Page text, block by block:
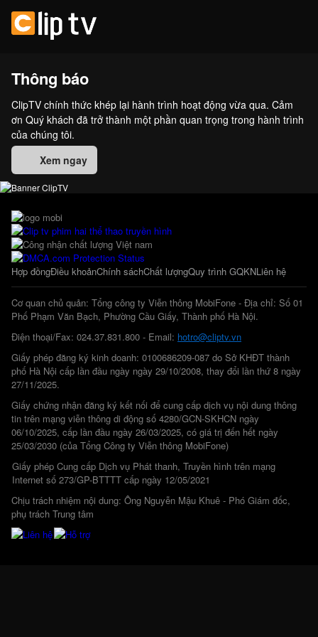
Thông báo
ClipTV chính thức khép lại hành trình hoạt động vừa qua. Cảm
ơn Quý khách đã trở thành một phần quan trọng trong hành trình
của chúng tôi.
Xem ngay
Hợp đồngĐiều khoảnChính sáchChất lượngQuy trình GQKNLiên hệ
Cơ quan chủ quản: Tổng công ty Viễn thông MobiFone - Địa chỉ: Số 01
Phố Phạm Văn Bạch, Phường Cầu Giấy, Thành phố Hà Nội.
Điện thoại/Fax: 024.37.831.800 - Email: hotro@cliptv.vn
Giấy phép đăng ký kinh doanh: 0100686209-087 do Sở KHĐT thành
phố Hà Nội cấp lần đầu ngày ngày 29/10/2008, thay đổi lần thứ 8 ngày
27/11/2025.
Giấy chứng nhận đăng ký kết nối để cung cấp dịch vụ nội dung thông
tin trên mạng viễn thông di động số 4280/GCN-SKHCN ngày
06/10/2025, cấp lần đầu ngày 26/03/2025, có giá trị đến hết ngày
25/03/2030 (của Tổng Công ty Viễn thông MobiFone)
Giấy phép Cung cấp Dịch vụ Phát thanh, Truyền hình trên mạng
Internet số 273/GP-BTTTT cấp ngày 12/05/2021
Chịu trách nhiệm nội dung: Ông Nguyễn Mậu Khuê - Phó Giám đốc,
phụ trách Trung tâm